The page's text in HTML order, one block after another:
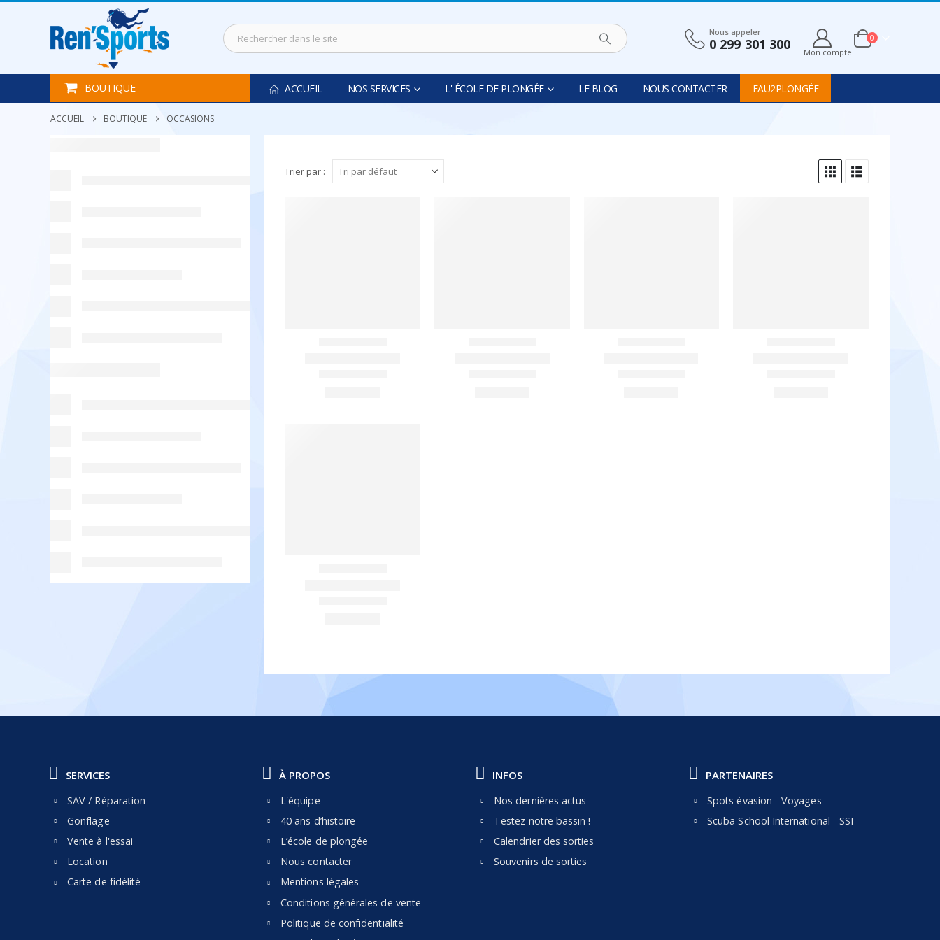
Nous appeler
0 299 301 300 Mon compte
0
BOUTIQUE ACCUEIL NOS SERVICES L' ÉCOLE DE PLONGÉE LE BLOG NOUS CONTACTER EAU2PLONGÉE
ACCUEIL BOUTIQUE OCCASIONS
Trier par :
SERVICES
SAV / Réparation
Gonflage
Vente à l'essai
Location
Carte de fidélité
À PROPOS
L'équipe
40 ans d’histoire
L’école de plongée
Nous contacter
Mentions légales
Conditions générales de vente
Politique de confidentialité
INFOS
Nos dernières actus
Testez notre bassin !
Calendrier des sorties
Souvenirs de sorties
PARTENAIRES
Spots évasion - Voyages
Scuba School International - SSI